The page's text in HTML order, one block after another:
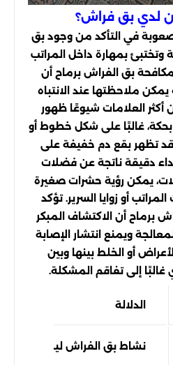
لدي بق فراش؟
في التأكد من وجود بق
وتختبئ بمهارة داخل المراتب
بق الفراش برماح أن
ملاحظتها عند الانتباه
أكثر العلامات شيوعًا ظهور
غالبًا على شكل خطوط أو
تظهر بقع دم خفيفة على
دقيقة ناتجة عن فضلات
يمكن رؤية حشرات صغيرة
أو زوايا السرير. تؤكد
برماح أن الاكتشاف المبكر
ويمنع انتشار الإصابة
أو الخلط بينها وبين
إلى تفاقم المشكلة.
الدلالة
نشاط بق الفراش ليلاً